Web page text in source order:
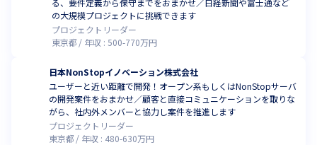
る、要件定義から保守までをおまかせ／日経新聞や富士通など
の大規模プロジェクトに挑戦できます
プロジェクトリーダー
東京都
年収 : 500-770万円
日本NonStopイノベーション株式会社
ユーザーと近い距離で開発！オープン系もしくはNonStopサーバ
の開発案件をおまかせ／顧客と直接コミュニケーションを取りな
がら、社内外メンバーと協力し案件を推進します
プロジェクトリーダー
東京都
年収 : 480-630万円